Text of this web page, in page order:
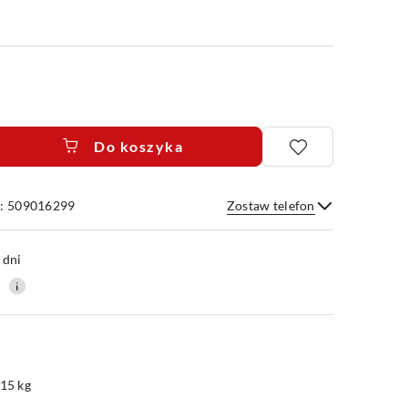
Do koszyka
509016299 Zostaw telefon
Wyślij
dni
kg